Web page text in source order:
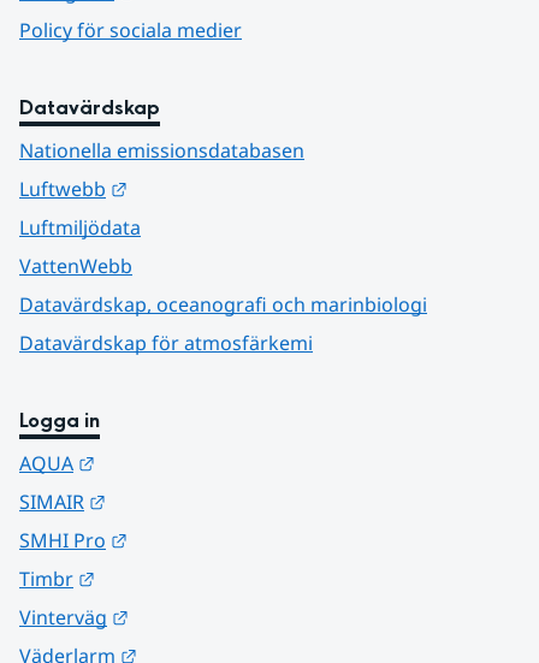
Policy för sociala medier
Datavärdskap
Nationella emissionsdatabasen
Luftwebb
Luftmiljödata
VattenWebb
Datavärdskap, oceanografi och marinbiologi
Datavärdskap för atmosfärkemi
Logga in
AQUA
SIMAIR
SMHI Pro
Timbr
Vinterväg
Väderlarm